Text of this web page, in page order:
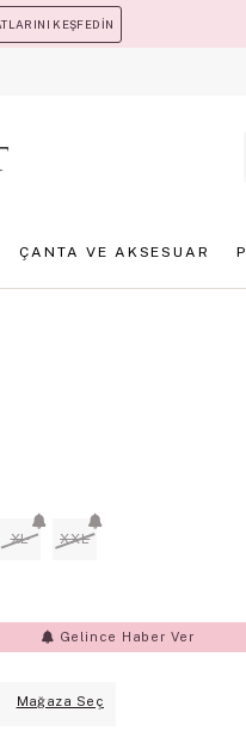
KEŞFEDİN
ÇANTA VE AKSESUAR
XL XXL
Gelince Haber Ver
Mağaza Seç